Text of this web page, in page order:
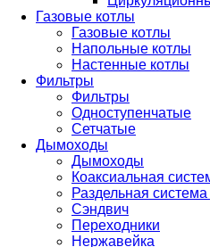
Газовые котлы
Газовые котлы
Напольные котлы
Настенные котлы
Фильтры
Фильтры
Одноступенчатые
Сетчатые
Дымоходы
Дымоходы
Коаксиальная
Раздельная
Сэндвич
Переходники
Нержавейка